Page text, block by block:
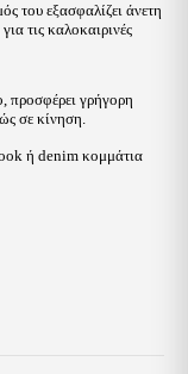
του εξασφαλίζει άνετη
τις καλοκαιρινές
προσφέρει γρήγορη
σε κίνηση.
ή denim κομμάτια